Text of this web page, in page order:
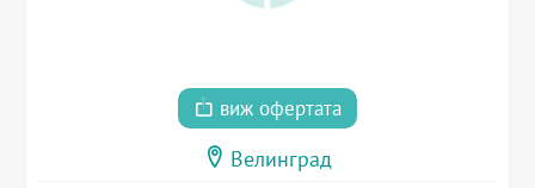
виж офертата
Велинград